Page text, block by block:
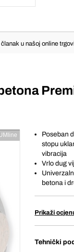
u našoj online
Poseban
stopu
vibracija
Vrlo dug
betona i
Prikaži
Tehnički